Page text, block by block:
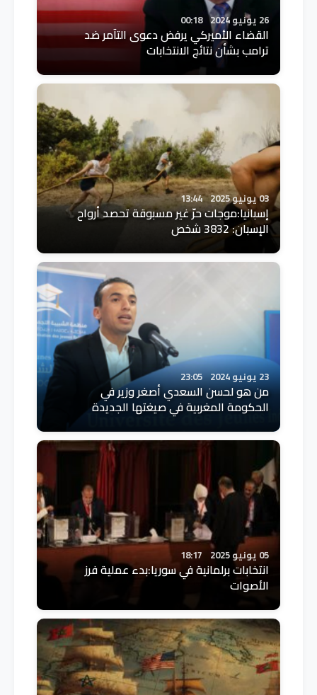
26 يونيو 2024 00:18
القضاء الأميركي يرفض دعوى التآمر ضد
ترامب بشأن نتائج الانتخابات
03 يونيو 2025 13:44
إسبانيا:موجات حرّ غير مسبوقة تحصد أرواح
الإسبان: 3832 شخص
23 يونيو 2024 23:05
من هو لحسن السعدي أصغر وزير في
الحكومة المغربية في صيغتها الجديدة
05 يونيو 2025 18:17
انتخابات برلمانية في سوريا:بدء عملية فرز
الأصوات